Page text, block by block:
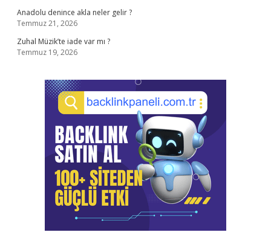
Anadolu denince akla neler gelir ?
Temmuz 21, 2026
Zuhal Müzik’te iade var mı ?
Temmuz 19, 2026